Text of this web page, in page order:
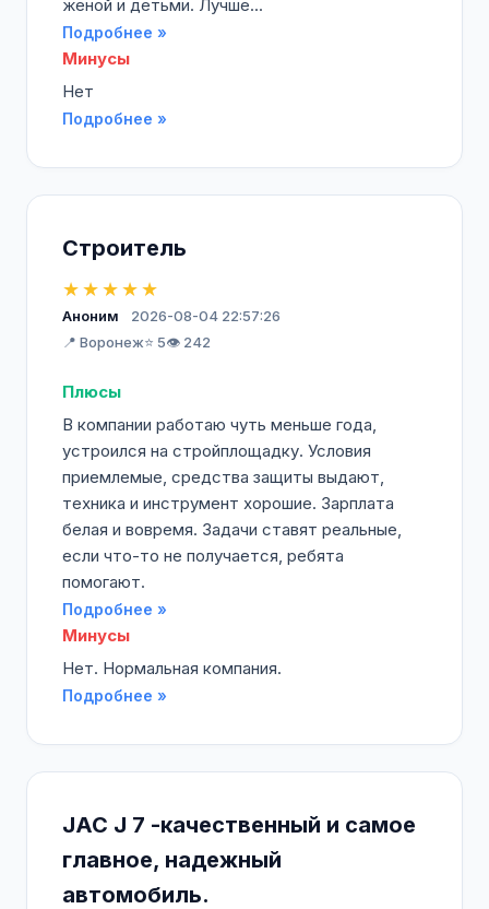
женой и детьми. Лучше...
Подробнее »
Минусы
Нет
Подробнее »
Строитель
★★★★★
Аноним
2026-08-04 22:57:26
📍 Воронеж⭐ 5👁️ 242
Плюсы
В компании работаю чуть меньше года,
устроился на стройплощадку. Условия
приемлемые, средства защиты выдают,
техника и инструмент хорошие. Зарплата
белая и вовремя. Задачи ставят реальные,
если что-то не получается, ребята
помогают.
Подробнее »
Минусы
Нет. Нормальная компания.
Подробнее »
JAC J 7 -качественный и самое
главное, надежный
автомобиль.